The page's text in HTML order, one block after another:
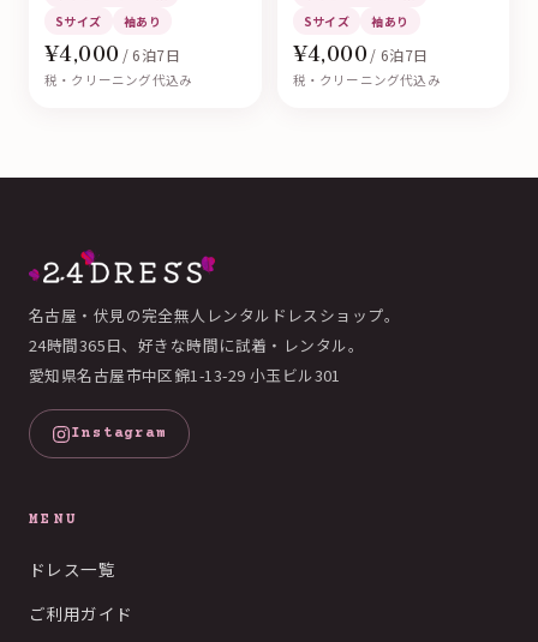
Sサイズ
袖あり
¥4,000 / 6泊7日
税・クリーニング代込み
Sサイズ
袖あり
¥4,000 / 6泊7日
税・クリーニング代込み
名古屋・伏見の完全無人レンタルドレスショップ。
24時間365日、好きな時間に試着・レンタル。
愛知県名古屋市中区錦1-13-29 小玉ビル301
Instagram
MENU
ドレス一覧
ご利用ガイド